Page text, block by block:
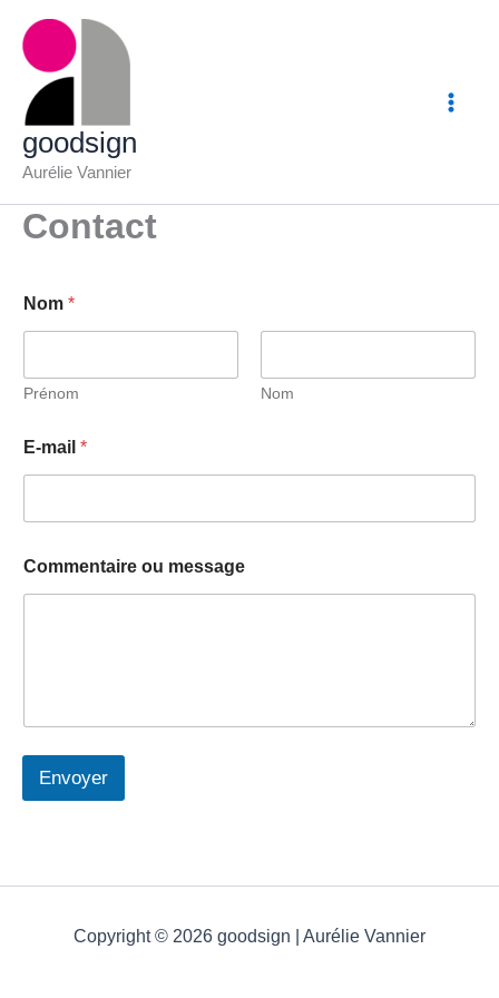
contenu
goodsign
Aurélie Vannier
Contact
Nom *
Prénom Nom
E-mail *
u
o
Commentaire ou message
Envoyer
Copyright © 2026 goodsign | Aurélie Vannier